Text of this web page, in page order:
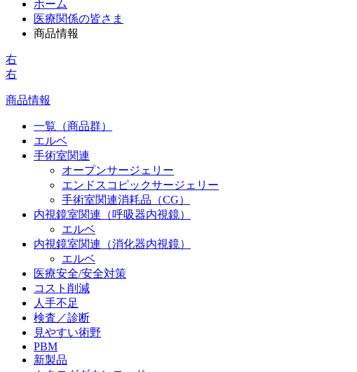
ホーム
医療関係の皆さま
商品情報
右
右
商品情報
一覧（商品群）
エルベ
手術室関連
オープンサージェリー
エンドスコピックサージェリー
手術室関連消耗品（CG）
内視鏡室関連（呼吸器内視鏡）
エルベ
内視鏡室関連（消化器内視鏡）
エルベ
医療安全/安全対策
コスト削減
人手不足
検査／診断
見やすい術野
PBM
新製品